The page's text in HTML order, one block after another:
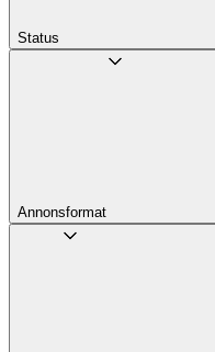
Status
Annons­format